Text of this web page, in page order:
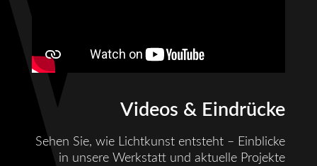
Videos & Eindrücke
Sehen Sie, wie Lichtkunst entsteht – Einblicke
in unsere Werkstatt und aktuelle Projekte